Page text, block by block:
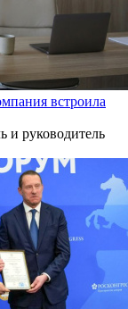
встроила
и руководитель